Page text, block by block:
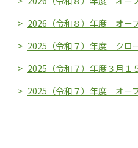
2026（令和８）年度 オー
2025（令和７）年度 クロ
2025（令和７）年度３月１
2025（令和７）年度 オー